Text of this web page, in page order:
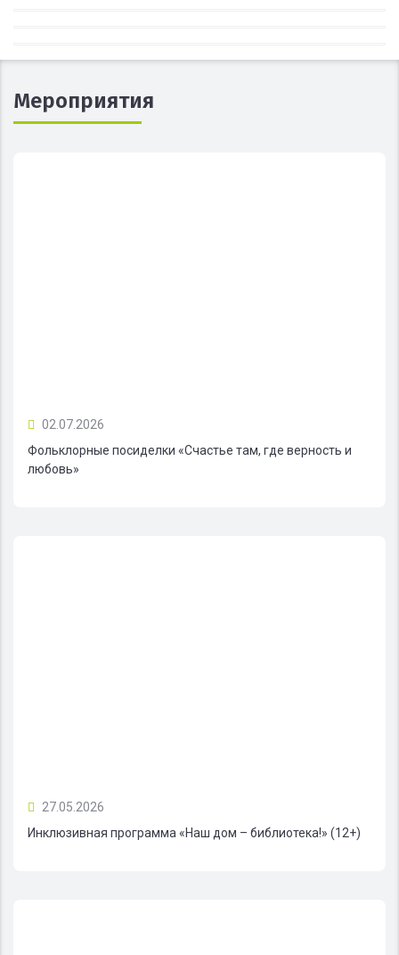
Мероприятия
02.07.2026
Фольклорные посиделки «Счастье там, где верность и
любовь»
27.05.2026
Инклюзивная программа «Наш дом – библиотека!» (12+)